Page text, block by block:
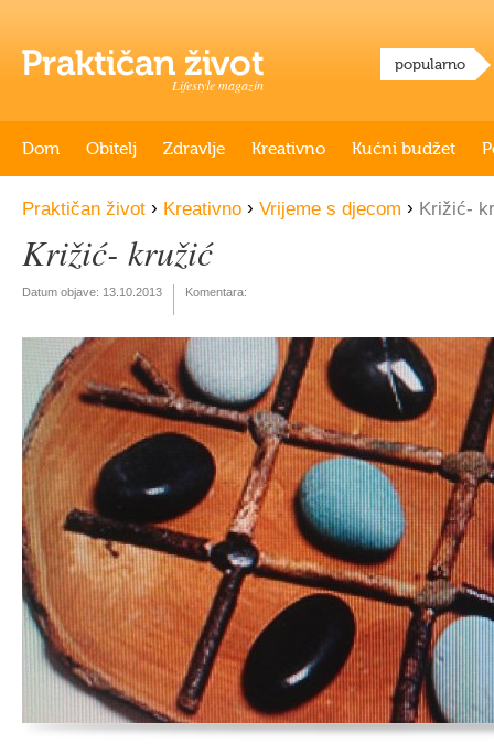
Lifestyle magazin
popularno
Dom Obitelj Zdravlje Kreativno Kućni budžet
Praktičan život › Kreativno › Vrijeme s djecom › Križić-
Križić- kružić
Datum objave: 13.10.2013 Komentara: